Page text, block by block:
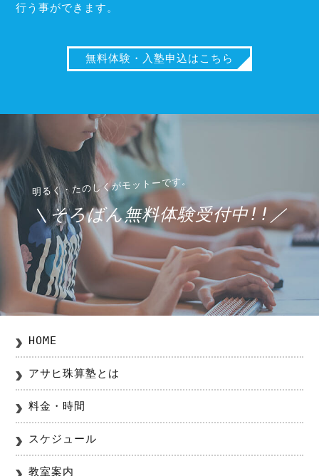
行う事ができます。
無料体験・入塾申込はこちら
＼そろばん無料体験受付中!!／
HOME
アサヒ珠算塾とは
料金・時間
スケジュール
教室案内